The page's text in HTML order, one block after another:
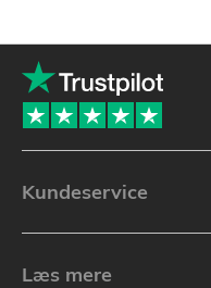
Kundeservice
Læs mere